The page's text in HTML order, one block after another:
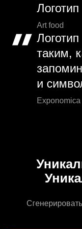
Art food
таким,
и
Exponomica